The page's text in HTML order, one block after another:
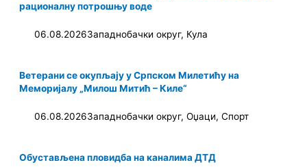
рационалну потрошњу воде
06.08.2026Западнобачки округ, Кула
Ветерани се окупљају у Српском Милетићу на
Меморијалу „Милош Митић – Киле“
06.08.2026Западнобачки округ,Оџаци,Спорт
Обустављена пловидба на каналима ДТД